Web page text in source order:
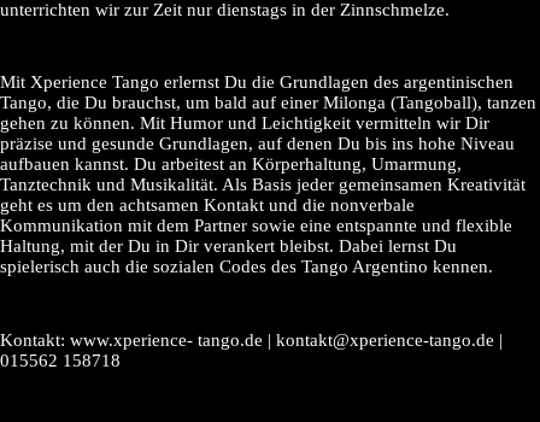
unterrichten wir zur Zeit nur dienstags in der Zinnschmelze.
Mit Xperience Tango erlernst Du die Grundlagen des argentinischen
Tango, die Du brauchst, um bald auf einer Milonga (Tangoball), tanzen
gehen zu können. Mit Humor und Leichtigkeit vermitteln wir Dir
präzise und gesunde Grundlagen, auf denen Du bis ins hohe Niveau
aufbauen kannst. Du arbeitest an Körperhaltung, Umarmung,
Tanztechnik und Musikalität. Als Basis jeder gemeinsamen Kreativität
geht es um den achtsamen Kontakt und die nonverbale
Kommunikation mit dem Partner sowie eine entspannte und flexible
Haltung, mit der Du in Dir verankert bleibst. Dabei lernst Du
spielerisch auch die sozialen Codes des Tango Argentino kennen.
Kontakt: www.xperience- tango.de | kontakt@xperience-tango.de |
015562 158718